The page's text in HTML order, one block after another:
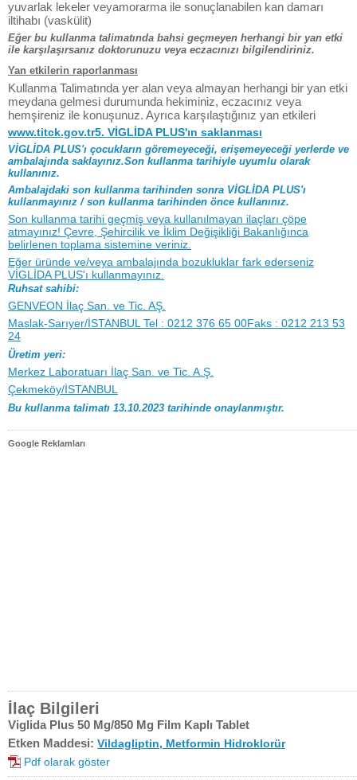
yuvarlak lekeler veyamorarma ile sonuçlanabilen kan damarı
iltihabı (vaskülit)
Eğer bu kullanma talimatında bahsi geçmeyen herhangi bir yan etki
ile karşılaşırsanız doktorunuzu veya eczacınızı bilgilendiriniz.
Yan etkilerin raporlanması
Kullanma Talimatında yer alan veya almayan herhangi bir yan etki
meydana gelmesi durumunda hekiminiz, eczacınız veya
hemşireniz ile konuşunuz. Ayrıca karşılaştığınız yan etkileri
www.titck.gov.tr5. VİGLİDA PLUS'ın saklanması
VİGLİDA PLUS'ı çocukların göremeyeceği, erişemeyeceği yerlerde ve
ambalajında saklayınız.Son kullanma tarihiyle uyumlu olarak
kullanınız.
Ambalajdaki son kullanma tarihinden sonra VİGLİDA PLUS'ı
kullanmayınız / son kullanma tarihinden önce kullanınız.
Son kullanma tarihi geçmiş veya kullanılmayan ilaçları çöpe
atmayınız! Çevre, Şehircilik ve İklim Değişikliği Bakanlığınca
belirlenen toplama sistemine veriniz.
Eğer üründe ve/veya ambalajında bozukluklar fark ederseniz
VİGLİDA PLUS'ı kullanmayınız.
Ruhsat sahibi:
GENVEON İlaç San. ve Tic. AŞ.
Maslak-Sarıyer/İSTANBUL Tel : 0212 376 65 00Faks : 0212 213 53
24
Üretim yeri:
Merkez Laboratuarı İlaç San. ve Tic. A.Ş.
Çekmeköy/İSTANBUL
Bu kullanma talimatı 13.10.2023 tarihinde onaylanmıştır.
Google Reklamları
İlaç Bilgileri
Viglida Plus 50 Mg/850 Mg Film Kaplı Tablet
Etken Maddesi: Vildagliptin, Metformin Hidroklorür
Pdf olarak göster